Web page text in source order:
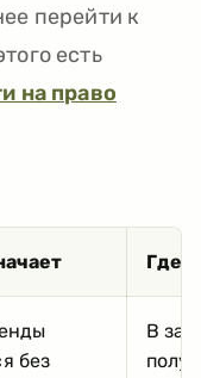
перейти к
есть
на право
Где
без
В